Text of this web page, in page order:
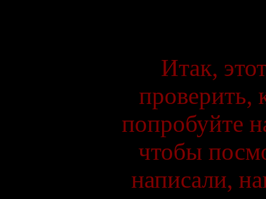
Итак,
проверить,
попробуйте
чтобы
написали,